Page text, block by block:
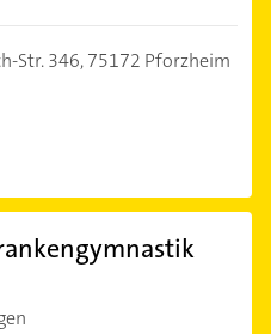
Str. 346,75172 Pforzheim